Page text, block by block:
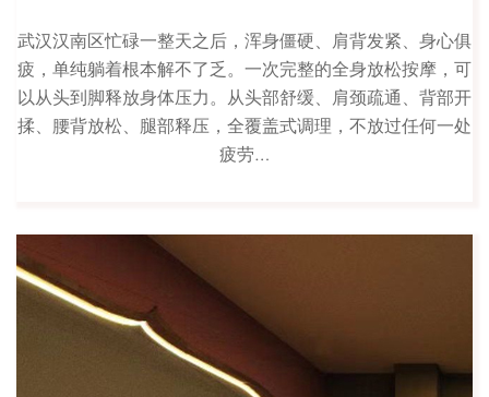
武汉汉南区忙碌一整天之后，浑身僵硬、肩背发紧、身心俱
疲，单纯躺着根本解不了乏。一次完整的全身放松按摩，可
以从头到脚释放身体压力。从头部舒缓、肩颈疏通、背部开
揉、腰背放松、腿部释压，全覆盖式调理，不放过任何一处
疲劳…